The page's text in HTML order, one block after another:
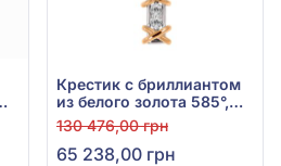
Крестик с бриллиантом
из белого золота 585°,
Бриллиант 0,34ct, арт.
П191бк
130 476,00 грн
65 238,00 грн